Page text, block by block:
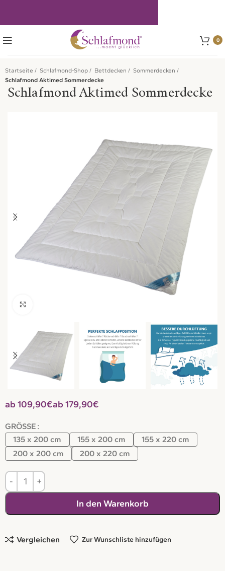
0
Startseite Schlafmond-Shop Bettdecken
Sommerdecken
Schlafmond Aktimed Sommerdecke
Schlafmond Aktimed Sommerdecke
€ €
GRÖSSE
135 x 200 cm
155 x 200 cm
155 x 220 cm
200 x 200 cm
200 x 220 cm
In den Warenkorb
Vergleichen Zur Wunschliste hinzufügen